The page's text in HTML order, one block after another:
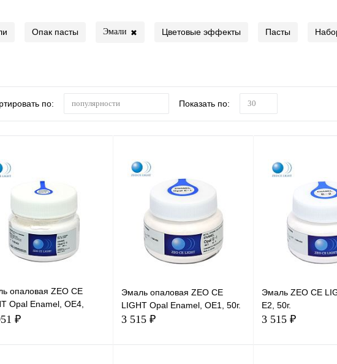
Опак пасты Эмали ✖ Цветовые эффекты Пасты
по: популярности Показать по: 30
опаловая ZEO CE
Opal Enamel, OE4,
₽
Эмаль опаловая ZEO CE
LIGHT Opal Enamel, OE1, 50г.
3 515 ₽
Эмаль ZEO CE
E2, 50г.
3 515 ₽